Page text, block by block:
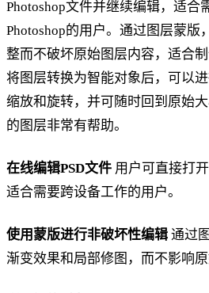
Photoshop文件并继续编辑，适合
Photoshop的用户。通过图层蒙版
整而不破坏原始图层内容，适合
将图层转换为智能对象后，可以
缩放和旋转，并可随时回到原始
的图层非常有帮助。
在线编辑PSD文件 用户可直接打
适合需要跨设备工作的用户。
使用蒙版进行非破坏性编辑 通过
渐变效果和局部修图，而不影响原